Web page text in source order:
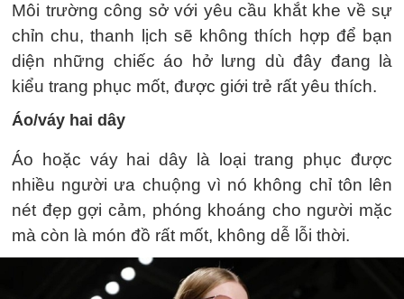
Môi trường công sở với yêu cầu khắt khe về sự
chỉn chu, thanh lịch sẽ không thích hợp để bạn
diện những chiếc áo hở lưng dù đây đang là
kiểu trang phục mốt, được giới trẻ rất yêu thích.
Áo/váy hai dây
Áo hoặc váy hai dây là loại trang phục được
nhiều người ưa chuộng vì nó không chỉ tôn lên
nét đẹp gợi cảm, phóng khoáng cho người mặc
mà còn là món đồ rất mốt, không dễ lỗi thời.